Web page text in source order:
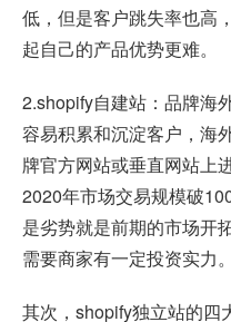
低，但是客户跳失率也高
起自己的产品优势更难。
2.shopify自建站：品牌海
容易积累和沉淀客户，海
牌官方网站或垂直网站上
2020年市场交易规模破
是劣势就是前期的市场开
需要商家有一定投资实力。
其次，shopify独立站的四